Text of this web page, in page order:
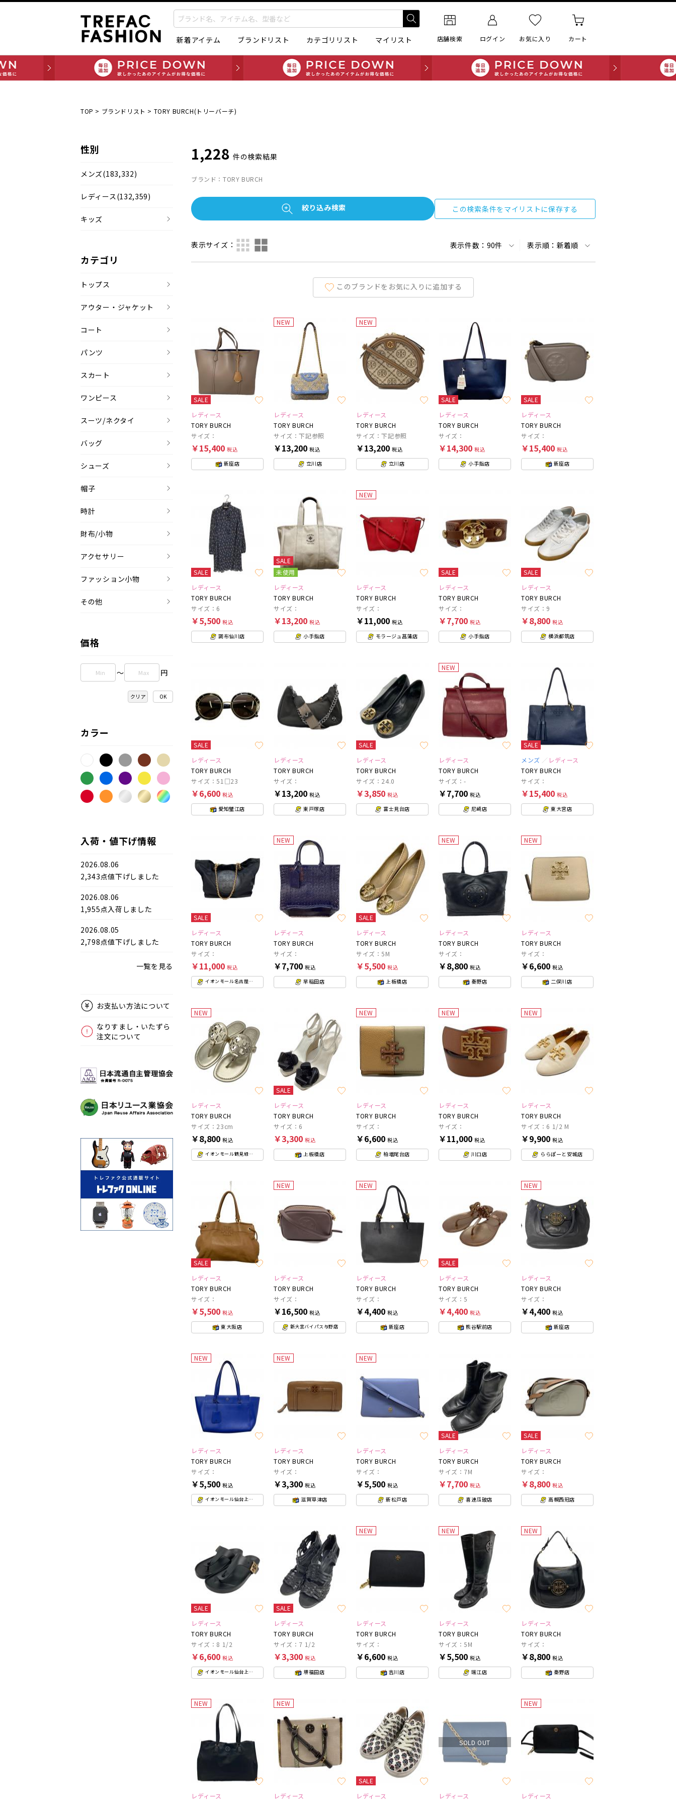
新着アイテム ブランドリスト カテゴリリスト マイリスト 店舗検索 ログイン お気に入り カート
TOP > ブランドリスト > TORY BURCH(トリーバーチ)
性別
メンズ(183,332)
レディース(132,359)
キッズ
カテゴリ
トップス
アウター・ジャケット
コート
パンツ
スカート
ワンピース
スーツ/ネクタイ
バッグ
シューズ
帽子
時計
財布/小物
アクセサリー
ファッション小物
その他
価格
～ 円
クリア
カラー
入荷・値下げ情報
2026.08.06
2,343点値下げしました
2026.08.06
1,955点入荷しました
2026.08.05
2,798点値下げしました
一覧を見る
お支払い方法について
なりすまし・いたずら
注文について
1,228 件の検索結果
ブランド：TORY BURCH
絞り込み検索 この検索条件をマイリストに保存する
表示サイズ： 表示件数：90件 表示順： 新着順
このブランドをお気に入りに追加する
SALE
レディース
TORY BURCH
サイズ：
￥15,400 税込
新座店
NEW
レディース
TORY BURCH
サイズ：下記参照
￥13,200 税込
立川店
NEW
レディース
TORY BURCH
サイズ：下記参照
￥13,200 税込
立川店
SALE
レディース
TORY BURCH
サイズ：
￥14,300 税込
小手指店
SALE
レディース
TORY BURCH
サイズ：
￥15,400 税込
新座店
SALE
レディース
TORY BURCH
サイズ：6
￥5,500 税込
調布仙川店
SALE
未使用
レディース
TORY BURCH
サイズ：
￥13,200 税込
小手指店
NEW
レディース
TORY BURCH
サイズ：
￥11,000 税込
モラージュ菖蒲店
SALE
レディース
TORY BURCH
サイズ：
￥7,700 税込
小手指店
SALE
レディース
TORY BURCH
サイズ：9
￥8,800 税込
横浜都筑店
SALE
レディース
TORY BURCH
サイズ：51□23
￥6,600 税込
愛知蟹江店
レディース
TORY BURCH
サイズ：
￥13,200 税込
東戸塚店
SALE
レディース
TORY BURCH
サイズ：24.0
￥3,850 税込
富士見台店
NEW
レディース
TORY BURCH
サイズ：-
￥7,700 税込
尼崎店
SALE
メンズ
レディース
TORY BURCH
サイズ：
￥15,400 税込
東大宮店
SALE
レディース
TORY BURCH
サイズ：
￥11,000 税込
イオンモール名古屋茶屋店
NEW
レディース
TORY BURCH
サイズ：
￥7,700 税込
早稲田店
SALE
レディース
TORY BURCH
サイズ：5M
￥5,500 税込
上板橋店
NEW
レディース
TORY BURCH
サイズ：
￥8,800 税込
秦野店
NEW
レディース
TORY BURCH
サイズ：
￥6,600 税込
二俣川店
NEW
レディース
TORY BURCH
サイズ：23cm
￥8,800 税込
イオンモール鶴見緑地店
SALE
レディース
TORY BURCH
サイズ：6
￥3,300 税込
上板橋店
NEW
レディース
TORY BURCH
サイズ：
￥6,600 税込
柏増尾台店
NEW
レディース
TORY BURCH
サイズ：
￥11,000 税込
川口店
NEW
レディース
TORY BURCH
サイズ：6 1/2 M
￥9,900 税込
ららぽーと安城店
SALE
レディース
TORY BURCH
サイズ：
￥5,500 税込
東大阪店
NEW
レディース
TORY BURCH
サイズ：
￥16,500 税込
新大宮バイパス与野店
NEW
レディース
TORY BURCH
サイズ：
￥4,400 税込
新座店
SALE
レディース
TORY BURCH
サイズ：5
￥4,400 税込
熊谷駅前店
NEW
レディース
TORY BURCH
サイズ：
￥4,400 税込
新座店
NEW
レディース
TORY BURCH
サイズ：
￥5,500 税込
イオンモール仙台上杉店
NEW
レディース
TORY BURCH
サイズ：
￥3,300 税込
滋賀草津店
NEW
レディース
TORY BURCH
サイズ：
￥5,500 税込
新松戸店
SALE
レディース
TORY BURCH
サイズ：7M
￥7,700 税込
喜連瓜破店
SALE
レディース
TORY BURCH
サイズ：
￥8,800 税込
高槻西冠店
SALE
レディース
TORY BURCH
サイズ：8 1/2
￥6,600 税込
イオンモール仙台上杉店
SALE
レディース
TORY BURCH
サイズ：7 1/2
￥3,300 税込
堺福田店
NEW
レディース
TORY BURCH
サイズ：
￥6,600 税込
吉川店
NEW
レディース
TORY BURCH
サイズ：5M
￥5,500 税込
瑞江店
NEW
レディース
TORY BURCH
サイズ：
￥8,800 税込
秦野店
NEW
レディース
NEW
レディース
SALE
レディース
SOLD OUT
レディース
NEW
レディース